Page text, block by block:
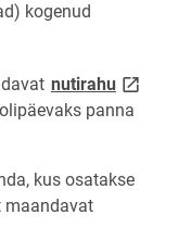
kogenud
nutirahu link
panna
kus osatakse
maandavat